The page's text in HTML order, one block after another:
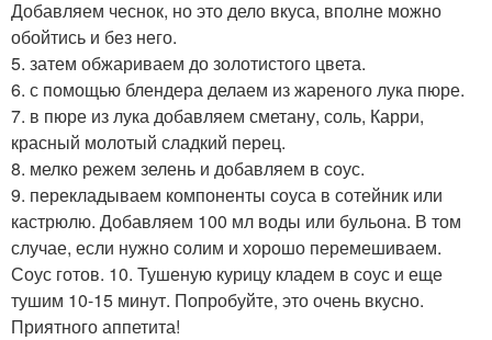
Добавляем чеснок, но это дело вкуса, вполне можно
обойтись и без него.
5. затем обжариваем до золотистого цвета.
6. с помощью блендера делаем из жареного лука пюре.
7. в пюре из лука добавляем сметану, соль, Карри,
красный молотый сладкий перец.
8. мелко режем зелень и добавляем в соус.
9. перекладываем компоненты соуса в сотейник или
кастрюлю. Добавляем 100 мл воды или бульона. В том
случае, если нужно солим и хорошо перемешиваем.
Соус готов. 10. Тушеную курицу кладем в соус и еще
тушим 10-15 минут. Попробуйте, это очень вкусно.
Приятного аппетита!